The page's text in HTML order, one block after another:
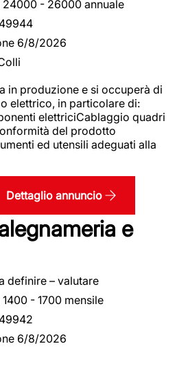
24000 - 26000 annuale
6/8/2026
in produzione e si occuperà di
elettrico, in particolare di:
elettriciCablaggio quadri
del prodotto
ed utensili adeguati alla
Dettaglio annuncio
e
definire – valutare
1400 - 1700 mensile
6/8/2026